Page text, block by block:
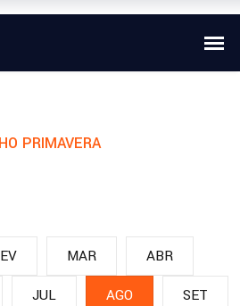
PRIMAVERA
MAR
ABR
JUL AGO
SET